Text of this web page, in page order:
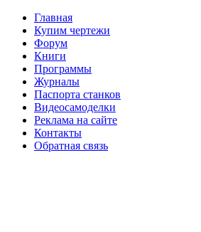
Главная
Купим чертежи
Форум
Книги
Программы
Журналы
Паспорта станков
Видеосамоделки
Реклама на сайте
Контакты
Обратная связь